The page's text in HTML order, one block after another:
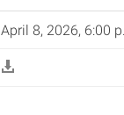
April 8, 2026, 6:00